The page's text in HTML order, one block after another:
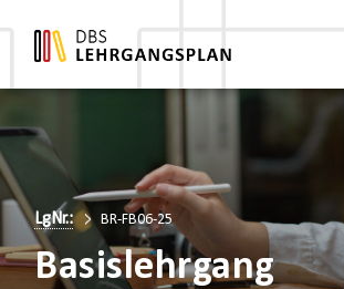
LgNr.: BR-FB06-25
Basislehrgang